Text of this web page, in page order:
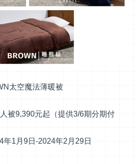
太空魔法薄暖被
被9,390元起（提供3/6期分期付
1月9日-2024年2月29日